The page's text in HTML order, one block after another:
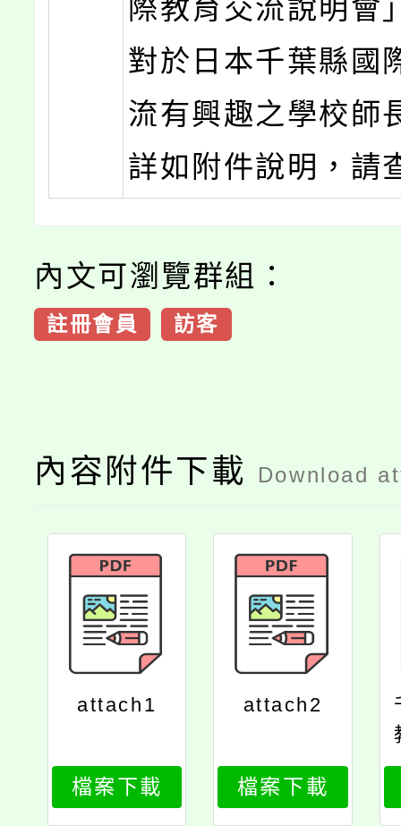
際教育交流說明會
對於日本千葉縣國
流有興趣之學校師
詳如附件說明，請
內文可瀏覽群組：
註冊會員 訪客
內容附件下載 Download
attach1
檔案下載
attach2
檔案下載